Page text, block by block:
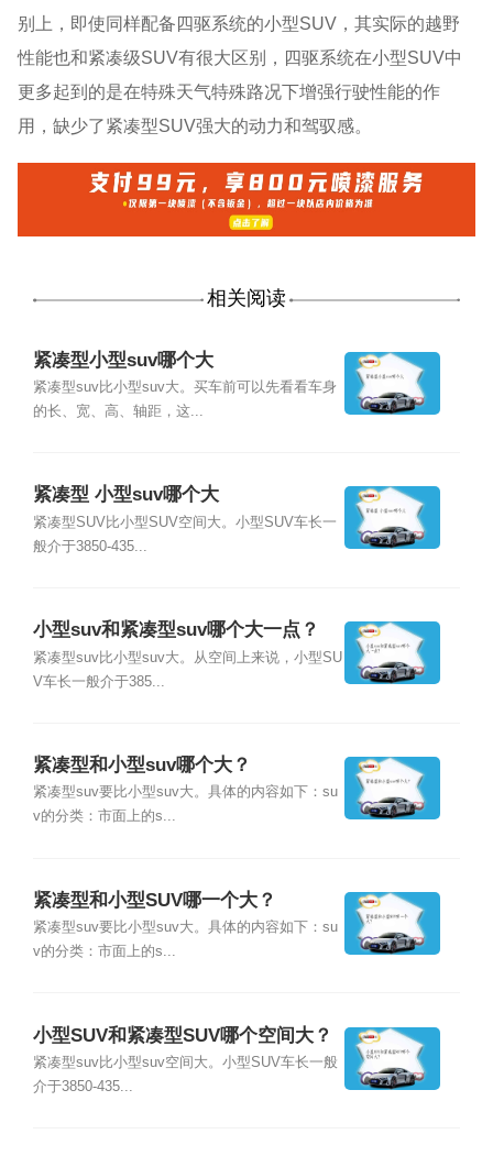
别上，即使同样配备四驱系统的小型SUV，其实际的越野
性能也和紧凑级SUV有很大区别，四驱系统在小型SUV中
更多起到的是在特殊天气特殊路况下增强行驶性能的作
用，缺少了紧凑型SUV强大的动力和驾驭感。
相关阅读
紧凑型小型suv哪个大
紧凑型suv比小型suv大。买车前可以先看看车身
的长、宽、高、轴距，这...
紧凑型 小型suv哪个大
紧凑型SUV比小型SUV空间大。小型SUV车长一
般介于3850-435...
小型suv和紧凑型suv哪个大一点？
紧凑型suv比小型suv大。从空间上来说，小型SU
V车长一般介于385...
紧凑型和小型suv哪个大？
紧凑型suv要比小型suv大。具体的内容如下：su
v的分类：市面上的s...
紧凑型和小型SUV哪一个大？
紧凑型suv要比小型suv大。具体的内容如下：su
v的分类：市面上的s...
小型SUV和紧凑型SUV哪个空间大？
紧凑型suv比小型suv空间大。小型SUV车长一般
介于3850-435...